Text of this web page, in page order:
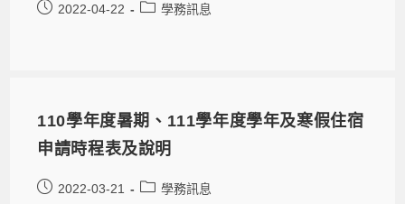
2022-04-22 學務訊息
110學年度暑期、111學年度學年及寒假住宿
申請時程表及說明
2022-03-21 學務訊息